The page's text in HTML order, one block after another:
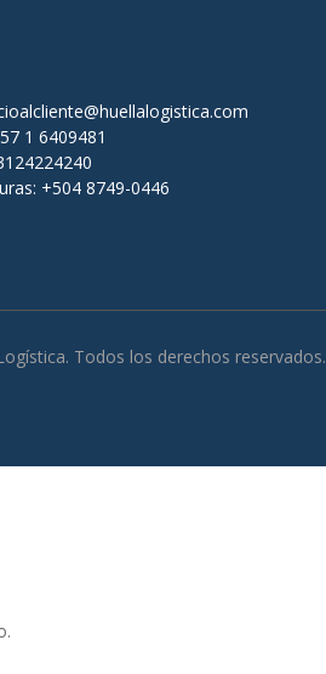
1 6409481
+504 8749-0446
Todos los derechos reservados.